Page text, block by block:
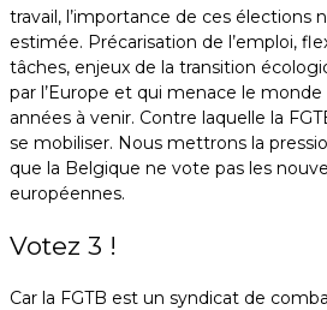
travail, l’importance de ces élections
estimée. Précarisation de l’emploi,
tâches, enjeux de la transition
par l’Europe et qui menace le
années à venir. Contre laquelle la
se mobiliser. Nous mettrons la
que la Belgique ne vote pas les
européennes.
Votez 3 !
Car la FGTB est un syndicat de